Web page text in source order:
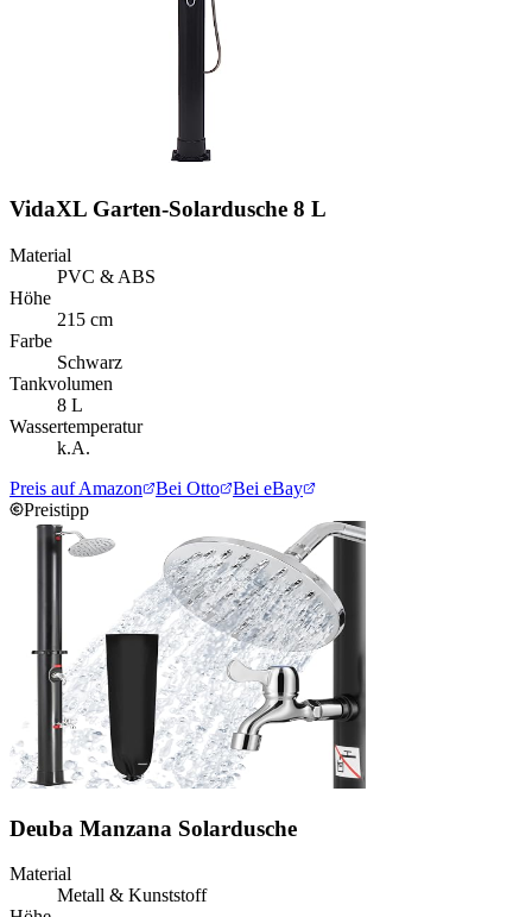
VidaXL Garten-Solardusche 8 L
Material
PVC & ABS
Höhe
215 cm
Farbe
Schwarz
Tankvolumen
8 L
Wassertemperatur
k.A.
Preis auf Amazon
Bei Otto
Bei eBay
Preistipp
Deuba Manzana Solardusche
Material
Metall & Kunststoff